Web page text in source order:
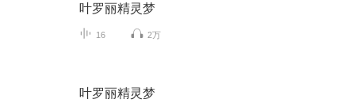
叶罗丽精灵梦
16 2万
叶罗丽精灵梦